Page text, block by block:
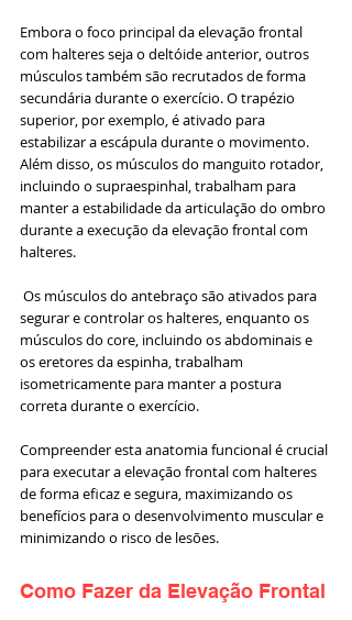
Embora o foco principal da elevação frontal
com halteres seja o deltóide anterior, outros
músculos também são recrutados de forma
secundária durante o exercício. O trapézio
superior, por exemplo, é ativado para
estabilizar a escápula durante o movimento.
Além disso, os músculos do manguito rotador,
incluindo o supraespinhal, trabalham para
manter a estabilidade da articulação do ombro
durante a execução da elevação frontal com
halteres.
segurar e controlar os halteres, enquanto os
músculos do core, incluindo os abdominais e
os eretores da espinha, trabalham
isometricamente para manter a postura
correta durante o exercício.
Compreender esta anatomia funcional é crucial
para executar a elevação frontal com halteres
de forma eficaz e segura, maximizando os
benefícios para o desenvolvimento muscular e
minimizando o risco de lesões.
Como Fazer da Elevação Frontal